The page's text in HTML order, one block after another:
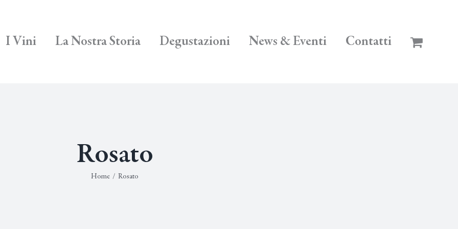
I Vini La Nostra Storia Degustazioni News & Eventi Contatti
Rosato
Home / Rosato